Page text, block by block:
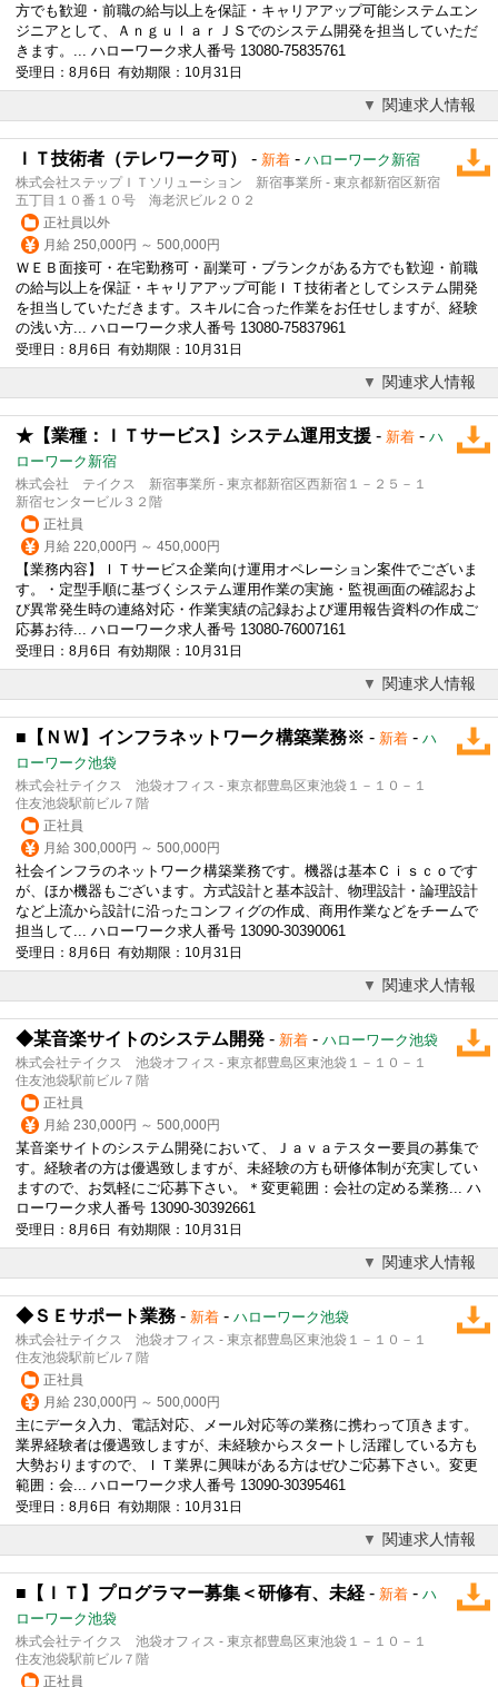
方でも歓迎・前職の給与以上を保証・キャリアアップ可能システムエン
ジニアとして、ＡｎｇｕｌａｒＪＳでのシステム開発を担当していただ
きます。... ハローワーク求人番号 13080-75835761
受理日：8月6日 有効期限：10月31日
関連求人情報
ＩＴ技術者（テレワーク可） - 新着 - ハローワーク新宿
株式会社ステップＩＴソリューション 新宿事業所 - 東京都新宿区新宿
五丁目１０番１０号 海老沢ビル２０２
正社員以外
月給 250,000円 ～ 500,000円
ＷＥＢ面接可・在宅勤務可・副業可・ブランクがある方でも歓迎・前職
の給与以上を保証・キャリアアップ可能ＩＴ技術者としてシステム開発
を担当していただきます。スキルに合った作業をお任せしますが、経験
の浅い方... ハローワーク求人番号 13080-75837961
受理日：8月6日 有効期限：10月31日
関連求人情報
★【業種：ＩＴサービス】システム運用支援 - 新着 - ハ
ローワーク新宿
株式会社 テイクス 新宿事業所 - 東京都新宿区西新宿１－２５－１
新宿センタービル３２階
正社員
月給 220,000円 ～ 450,000円
【業務内容】ＩＴサービス企業向け運用オペレーション案件でございま
す。・定型手順に基づくシステム運用作業の実施・監視画面の確認およ
び異常発生時の連絡対応・作業実績の記録および運用報告資料の作成ご
応募お待... ハローワーク求人番号 13080-76007161
受理日：8月6日 有効期限：10月31日
関連求人情報
■【ＮＷ】インフラネットワーク構築業務※ - 新着 - ハ
ローワーク池袋
株式会社テイクス 池袋オフィス - 東京都豊島区東池袋１－１０－１
住友池袋駅前ビル７階
正社員
月給 300,000円 ～ 500,000円
社会インフラのネットワーク構築業務です。機器は基本Ｃｉｓｃｏです
が、ほか機器もございます。方式設計と基本設計、物理設計・論理設計
など上流から設計に沿ったコンフィグの作成、商用作業などをチームで
担当して... ハローワーク求人番号 13090-30390061
受理日：8月6日 有効期限：10月31日
関連求人情報
◆某音楽サイトのシステム開発 - 新着 - ハローワーク池袋
株式会社テイクス 池袋オフィス - 東京都豊島区東池袋１－１０－１
住友池袋駅前ビル７階
正社員
月給 230,000円 ～ 500,000円
某音楽サイトのシステム開発において、Ｊａｖａテスター要員の募集で
す。経験者の方は優遇致しますが、未経験の方も研修体制が充実してい
ますので、お気軽にご応募下さい。＊変更範囲：会社の定める業務... ハ
ローワーク求人番号 13090-30392661
受理日：8月6日 有効期限：10月31日
関連求人情報
◆ＳＥサポート業務 - 新着 - ハローワーク池袋
株式会社テイクス 池袋オフィス - 東京都豊島区東池袋１－１０－１
住友池袋駅前ビル７階
正社員
月給 230,000円 ～ 500,000円
主にデータ入力、電話対応、メール対応等の業務に携わって頂きます。
業界経験者は優遇致しますが、未経験からスタートし活躍している方も
大勢おりますので、ＩＴ業界に興味がある方はぜひご応募下さい。変更
範囲：会... ハローワーク求人番号 13090-30395461
受理日：8月6日 有効期限：10月31日
関連求人情報
■【ＩＴ】プログラマー募集＜研修有、未経 - 新着 - ハ
ローワーク池袋
株式会社テイクス 池袋オフィス - 東京都豊島区東池袋１－１０－１
住友池袋駅前ビル７階
正社員